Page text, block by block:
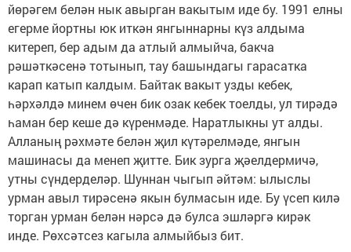
йөрәгем белән нык авырган вакытым иде бу. 1991 елны
егерме йортны юк иткән янгыннарны күз алдыма
китереп, бер адым да атлый алмыйча, бакча
рәшәткәсенә тотынып, тау башындагы гарасатка
карап катып калдым. Байтак вакыт узды кебек,
һәрхәлдә минем өчен бик озак кебек тоелды, ул тирәдә
һаман бер кеше дә күренмәде. Наратлыкны ут алды.
Алланың рәхмәте белән җил күтәрелмәде, янгын
машинасы да менеп җитте. Бик зурга җәелдермичә,
утны сүндерделәр. Шуннан чыгып әйтәм: ылыслы
урман авыл тирәсенә якын булмасын иде. Бу үсеп килә
торган урман белән нәрсә дә булса эшләргә кирәк
инде. Рөхсәтсез кагыла алмыйбыз бит.